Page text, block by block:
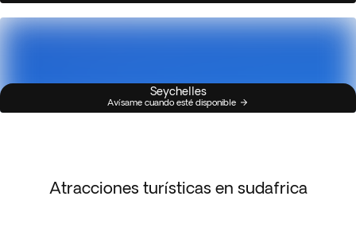
Seychelles
Avísame cuando esté disponible
Atracciones turísticas en sudafrica